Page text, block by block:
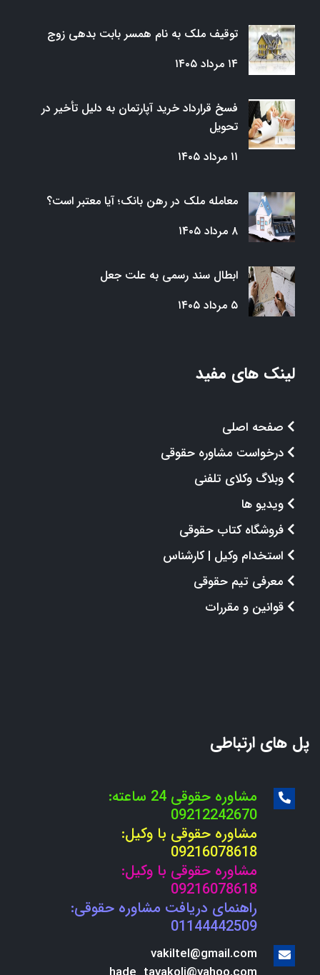
توقیف ملک به نام همسر بابت بدهی زوج
۱۴ مرداد ۱۴۰۵
فسخ قرارداد خرید آپارتمان به دلیل تأخیر در
تحویل
۱۱ مرداد ۱۴۰۵
معامله ملک در رهن بانک؛ آیا معتبر است؟
۸ مرداد ۱۴۰۵
ابطال سند رسمی به علت جعل
۵ مرداد ۱۴۰۵
لینک های مفید
صفحه اصلی
درخواست مشاوره حقوقی
وبلاگ وکلای تلفنی
ویدیو ها
فروشگاه کتاب حقوقی
استخدام وکیل | کارشناس
معرفی تیم حقوقی
قوانین و مقررات
پل های ارتباطی
مشاوره حقوقی 24 ساعته:
09212242670
مشاوره حقوقی با وکیل:
09216078618
مشاوره حقوقی با وکیل:
09216078618
راهنمای دریافت مشاوره حقوقی:
01144442509
vakiltel@gmail.com